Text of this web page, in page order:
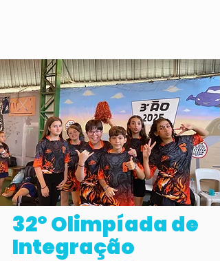
32º Olimpíada de
Integração